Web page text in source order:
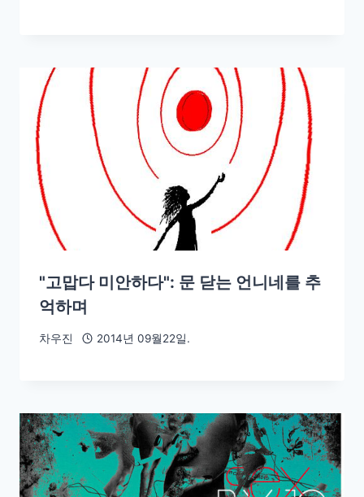
"고맙다 미안하다": 문 닫는 언니네를 추
억하며
차우진 2014년 09월22일.